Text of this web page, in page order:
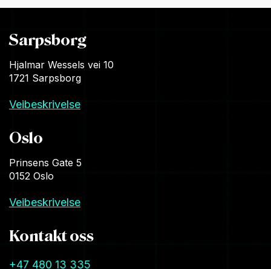
Sarpsborg
Hjalmar Wessels vei 10
1721 Sarpsborg
Veibeskrivelse
Oslo
Prinsens Gate 5
0152 Oslo
Veibeskrivelse
Kontakt oss
+47 480 13 335